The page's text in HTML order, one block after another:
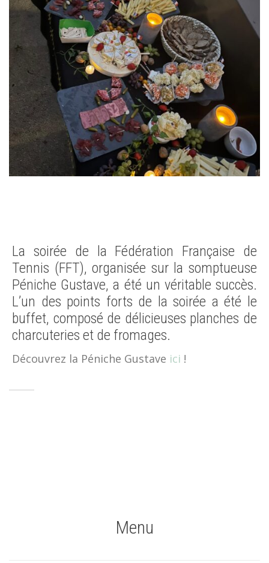
La soirée de la Fédération Française de
Tennis (FFT), organisée sur la somptueuse
Péniche Gustave, a été un véritable succès.
L’un des points forts de la soirée a été le
buffet, composé de délicieuses planches de
charcuteries et de fromages.
Découvrez la Péniche Gustave ici !
Menu